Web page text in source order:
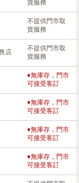
貨服務
不提供門市取
貨服務
店
不提供門市取
貨服務
♦無庫存，門市
可接受客訂
♦無庫存，門市
可接受客訂
♦無庫存，門市
可接受客訂
♦無庫存，門市
可接受客訂